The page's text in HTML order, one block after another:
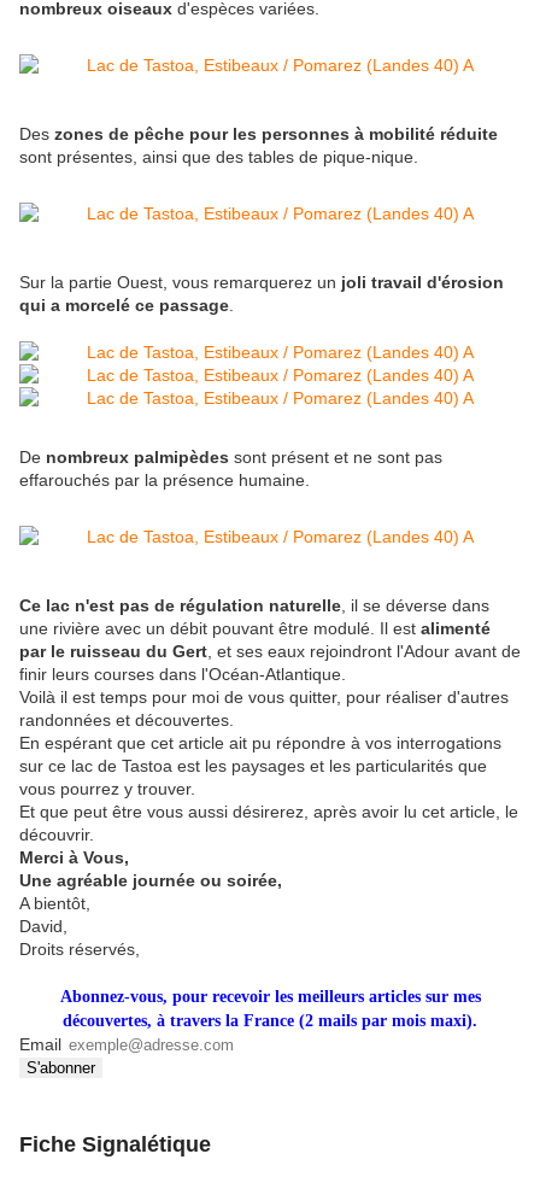
nombreux oiseaux d'espèces variées.
Des zones de pêche pour les personnes à mobilité réduite
sont présentes, ainsi que des tables de pique-nique.
Sur la partie Ouest, vous remarquerez un joli travail d'érosion
qui a morcelé ce passage
De nombreux palmipèdes sont présent et ne sont pas
effarouchés par la présence humaine.
Ce lac n'est pas de régulation naturelle , il se déverse dans
une rivière avec un débit pouvant être modulé. Il est alimenté
par le ruisseau du Gert , et ses eaux rejoindront l'Adour avant de
finir leurs courses dans l'Océan-Atlantique.
Voilà il est temps pour moi de vous quitter, pour réaliser d'autres
randonnées et découvertes.
En espérant que cet article ait pu répondre à vos interrogations
sur ce lac de Tastoa est les paysages et les particularités que
vous pourrez y trouver.
Et que peut être vous aussi désirerez, après avoir lu cet article, le
découvrir.
Merci à Vous,
Une agréable journée ou soirée,
A bientôt,
David,
Droits réservés,
Abonnez-vous, pour recevoir les meilleurs articles sur mes
découvertes, à travers la France (2 mails par mois maxi).
Email
Fiche Signalétique